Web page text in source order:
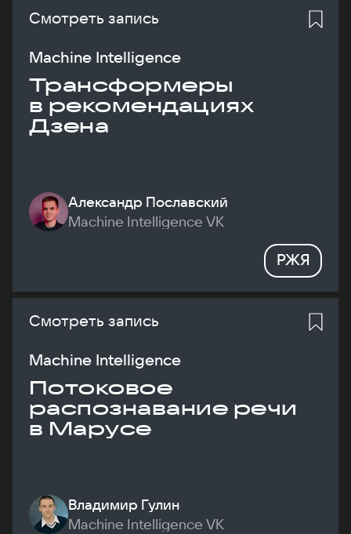
Смотреть запись
Machine Intelligence
Трансформеры
в рекомендациях
Дзена
Александр Пославский
Machine Intelligence VK
РЖЯ
Смотреть запись
Machine Intelligence
Потоковое
распознавание речи
в Марусе
Владимир Гулин
Machine Intelligence VK